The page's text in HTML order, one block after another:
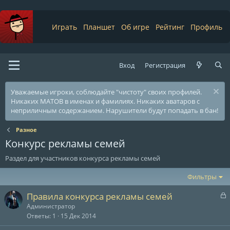
Играть Планшет Об игре Рейтинг Профиль
Вход Регистрация
Уважаемые игроки, соблюдайте "чистоту" своих профилей.
Никаких МАТОВ в именах и фамилиях. Никаких аватаров с
неприличным содержанием. Нарушители будут попадать в бан!
Разное
Конкурс рекламы семей
Раздел для участников конкурса рекламы семей
Фильтры
З
Правила конкурса рекламы семей
Администратор
Ответы 1 15 Дек 2014